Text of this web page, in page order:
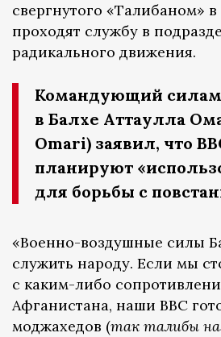
свергнутого «Талибаном» в
проходят службу в
радикального движения.
Командующий
в Балхе Аттаулла
Omari) заявил, что
планируют
для борьбы с
«Военно-воздушные силы
служить народу. Если мы
с каким-либо
Афганистана, наши ВВС
моджахедов (так талибы